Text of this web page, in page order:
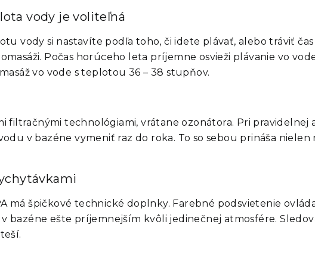
vody je voliteľná
vody si nastavíte podľa toho, či idete plávať, alebo tráviť
Počas horúceho leta príjemne osvieži plávanie vo
vo vode s teplotou 36 – 38 stupňov.
technológiami, vrátane ozonátora. Pri pravidelnej
v bazéne vymeniť raz do roka. To so sebou prináša nielen
má špičkové technické doplnky. Farebné podsvietenie
bazéne ešte príjemnejším kvôli jedinečnej atmosfére.